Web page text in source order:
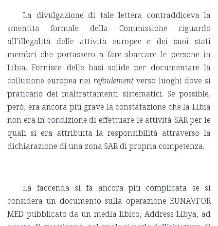
La divulgazione di tale lettera contraddiceva la
smentita formale della Commissione riguardo
all’illegalità delle attività europee e dei suoi stati
membri che portassero a fare sbarcare le persone in
Libia. Fornisce delle basi solide per documentare la
collusione europea neirefoulementverso luoghi dove si
praticano dei maltrattamenti sistematici. Se possible,
però, era ancora più grave la constatazione che la Libia
non era in condizione di effettuare le attività SAR per le
quali si era attribuita la responsibilità attraverso la
dichiarazione di una zona SAR di propria competenza.
La faccenda si fa ancora più complicata se si
considera un documento sulla operazione EUNAVFOR
MED pubblicato da un media libico, Address Libya, ad